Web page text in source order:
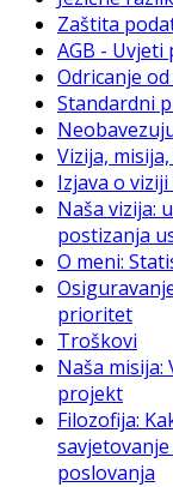
Zaštita
AGB -
Odricanje
Standardni
Vizija,
Izjava o
Naša vizija:
postizanja
O meni:
prioritet
Troškovi
Naša misija:
projekt
Filozofija:
poslovanja